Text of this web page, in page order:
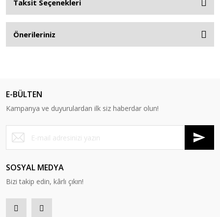
Taksit Seçenekleri
Önerileriniz
E-BÜLTEN
Kampanya ve duyurulardan ilk siz haberdar olun!
SOSYAL MEDYA
Bizi takip edin, kârlı çıkın!